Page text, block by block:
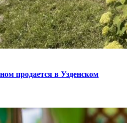
продается в Узденском